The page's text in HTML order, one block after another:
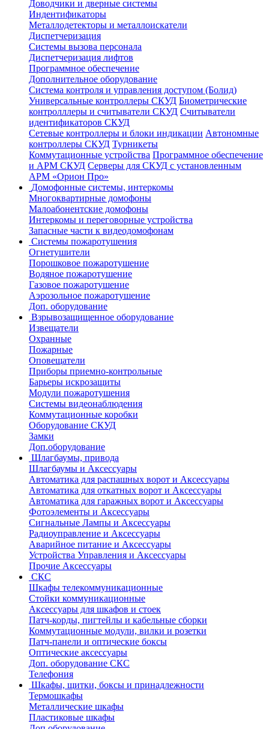
Доводчики и дверные системы
Индентификаторы
Металлодетекторы и металлоискатели
Диспетчеризация
Системы вызова персонала
Диспетчеризация лифтов
Программное обеспечение
Дополнительное оборудование
Система контроля и управления доступом (Болид)
Универсальные контроллеры СКУД Биометрические
контролллеры и считыватели СКУД Считыватели
идентификаторов СКУД
Сетевые контроллеры и блоки индикации Автономные
контроллеры СКУД Турникеты
Коммутационные устройства Программное обеспечение
и АРМ СКУД Серверы для СКУД с установленным
АРМ «Орион Про»
Домофонные системы, интеркомы
Многоквартирные домофоны
Малоабонентские домофоны
Интеркомы и переговорные устройства
Запасные части к видеодомофонам
Системы пожаротушения
Огнетушители
Порошковое пожаротушение
Водяное пожаротушение
Газовое пожаротушение
Аэрозольное пожаротушение
Доп. оборудование
Взрывозащищенное оборудование
Извещатели
Охранные
Пожарные
Оповещатели
Приборы приемно-контрольные
Барьеры искрозащиты
Модули пожаротушения
Системы видеонаблюдения
Коммутационные коробки
Оборудование СКУД
Замки
Доп.оборудование
Шлагбаумы, привода
Шлагбаумы и Аксессуары
Автоматика для распашных ворот и Аксессуары
Автоматика для откатных ворот и Аксессуары
Автоматика для гаражных ворот и Аксессуары
Фотоэлементы и Аксессуары
Сигнальные Лампы и Аксессуары
Радиоуправление и Аксессуары
Аварийное питание и Аксессуары
Устройства Управления и Аксессуары
Прочие Аксессуары
СКС
Шкафы телекоммуникационные
Стойки коммуникационные
Аксессуары для шкафов и стоек
Патч-корды, пигтейлы и кабельные сборки
Коммутационные модули, вилки и розетки
Патч-панели и оптические боксы
Оптические аксессуары
Доп. оборудование СКС
Телефония
Шкафы, щитки, боксы и принадлежности
Термошкафы
Металлические шкафы
Пластиковые шкафы